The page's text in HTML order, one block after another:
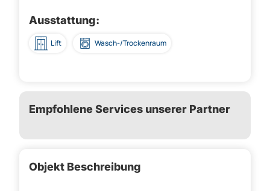
Ausstattung:
Lift Wasch-/Trockenraum
Empfohlene Services unserer Partner
Objekt Beschreibung